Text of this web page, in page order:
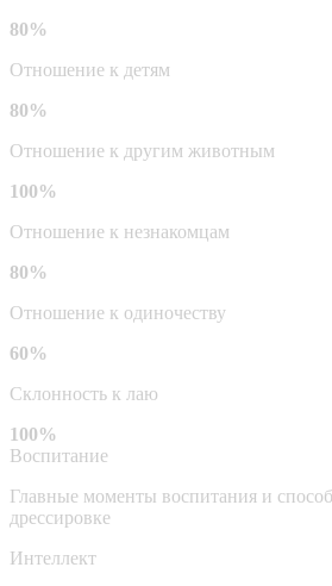
80%
Отношение к детям
80%
Отношение к другим животным
100%
Отношение к незнакомцам
80%
Отношение к одиночеству
60%
Склонность к лаю
100%
Воспитание
Главные моменты воспитания и
дрессировке
Интеллект